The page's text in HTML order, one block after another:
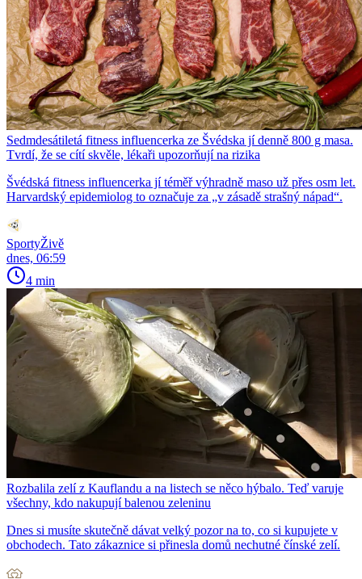
Sedmdesátiletá fitness influencerka ze Švédska jí denně 800 g masa.
Tvrdí, že se cítí skvěle, lékaři upozorňují na rizika
Švédská fitness influencerka jí téměř výhradně maso už přes osm let.
Harvardský epidemiolog to označuje za „v zásadě strašný nápad“.
SportyŽivě
dnes, 06:59
4 min
Rozbalila zelí z Kauflandu a na listech se něco hýbalo. Teď varuje
všechny, kdo nakupují balenou zeleninu
Dnes si musíte skutečně dávat velký pozor na to, co si kupujete v
obchodech. Tato zákaznice si přinesla domů nechutné čínské zelí.